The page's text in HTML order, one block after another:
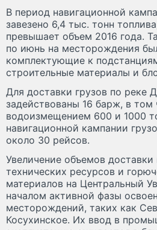
В период навигационной
завезено 6,4 тыс. тонн
превышает объем 2016 года.
по июнь на месторождения
комплектующие к
строительные материалы и
Для доставки грузов по реке
задействованы 16 барж, в том
водоизмещением 600 и 1000
навигационной кампании
около 30 рейсов.
Увеличение объемов
технических ресурсов и
материалов на Центральный
началом активной фазы
месторождений, таких как
Косухинское. Их ввод в